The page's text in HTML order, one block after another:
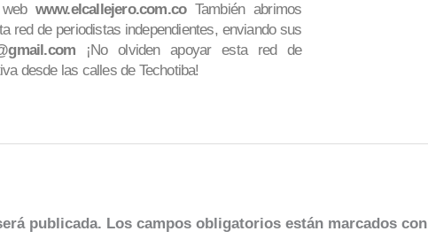
www.elcallejero.com.coTambién abrimos
red de periodistas independientes, enviando sus
¡No olviden apoyar esta red de
desde las calles de Techotiba!
publicada. Los campos obligatorios están marcados con